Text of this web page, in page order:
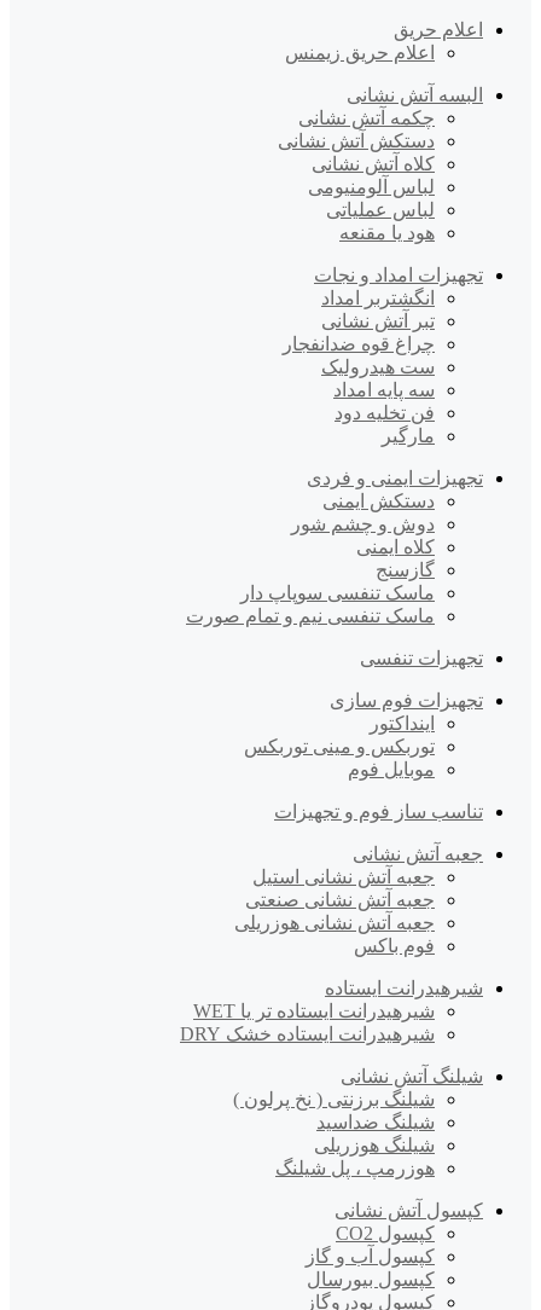
اعلام حریق
اعلام حریق زیمنس
البسه آتش نشانی
چکمه آتش نشانی
دستکش آتش نشانی
کلاه آتش نشانی
لباس آلومنیومی
لباس عملیاتی
هود یا مقنعه
تجهیزات امداد و نجات
انگشتربر امداد
تبر آتش نشانی
چراغ قوه ضدانفجار
ست هیدرولیک
سه پایه امداد
فن تخلیه دود
مارگیر
تجهیزات ایمنی و فردی
دستکش ایمنی
دوش و چشم شور
کلاه ایمنی
گازسنج
ماسک تنفسی سوپاپ دار
ماسک تنفسی نیم و تمام صورت
تجهیزات تنفسی
تجهیزات فوم سازی
اینداکتور
توربکس و مینی توربکس
موبایل فوم
تناسب ساز فوم و تجهیزات
جعبه آتش نشانی
جعبه آتش نشانی استیل
جعبه آتش نشانی صنعتی
جعبه آتش نشانی هوزریلی
فوم باکس
شیرهیدرانت ایستاده
شیرهیدرانت ایستاده تر یا WET
شیرهیدرانت ایستاده خشک DRY
شیلنگ آتش نشانی
شیلنگ برزنتی ( نخ پرلون )
شیلنگ ضداسید
شیلنگ هوزریلی
هوزرمپ ، پل شیلنگ
کپسول آتش نشانی
کپسول CO2
کپسول آب و گاز
کپسول بیورسال
کپسول پودروگاز